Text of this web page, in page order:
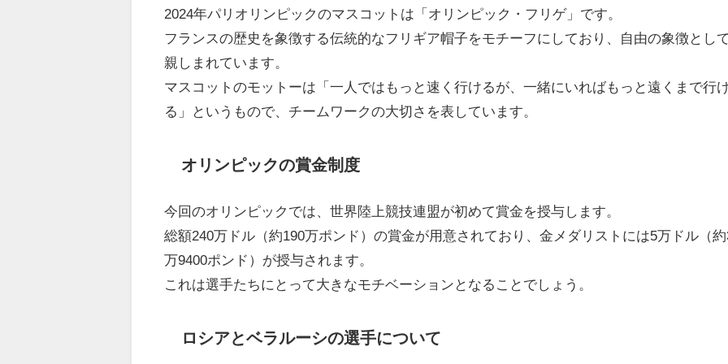
2024年パリオリンピックのマスコットは「オリンピック・フリゲ」です。
フランスの歴史を象徴する伝統的なフリギア帽子をモチーフにしており、自由の象徴として
親しまれています。
マスコットのモットーは「一人ではもっと速く行けるが、一緒にいればもっと遠くまで行
る」というもので、チームワークの大切さを表しています。
オリンピックの賞金制度
今回のオリンピックでは、世界陸上競技連盟が初めて賞金を授与します。
総額240万ドル（約190万ポンド）の賞金が用意されており、金メダリストには5万ドル（
万9400ポンド）が授与されます。
これは選手たちにとって大きなモチベーションとなることでしょう。
ロシアとベラルーシの選手について